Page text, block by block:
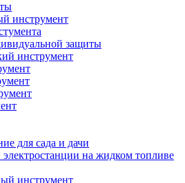
инструмент
защиты
инструмент
для сада и дачи
электростанции на жидком топливе
инструмент